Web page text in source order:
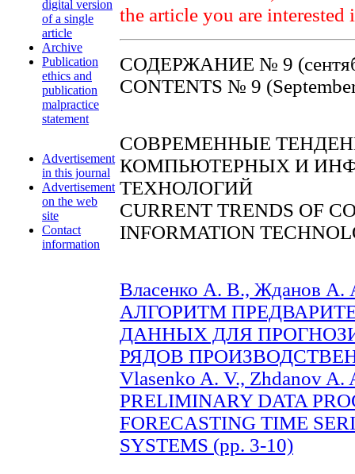
digital version
of a single
article
Archive
Publication
ethics and
publication
malpractice
statement
Advertisement
in this journal
Advertisement
on the web
site
Contact
information
the article you are interested
СОДЕРЖАНИЕ № 9
CONTENTS № 9
СОВРЕМЕННЫЕ
КОМПЬЮТЕРНЫХ И
ТЕХНОЛОГИЙ
CURRENT TRENDS OF
INFORMATION
Власенко А. В., Жданов
АЛГОРИТМ
ДАННЫХ ДЛЯ
РЯДОВ
Vlasenko A. V., Zhdanov
PRELIMINARY DATA
FORECASTING TIME
SYSTEMS (pp. 3-10)